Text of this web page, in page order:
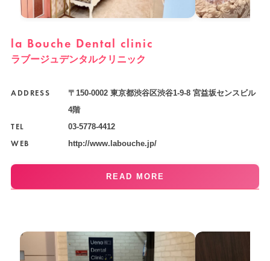
la Bouche Dental clinic
ラブージュデンタルクリニック
ADDRESS
〒150-0002 東京都渋谷区渋谷1-9-8 宮益坂センスビル
4階
TEL 03-5778-4412
WEB http://www.labouche.jp/
READ MORE